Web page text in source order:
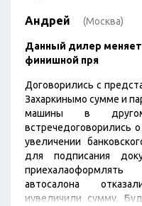
Андрей (Москва)
Данный дилер меняет
финишной пря
Договорились с
Захаркинымо сумме и
машины в
встречедоговорились
увеличении
для подписания
автосалона
иувеличили сумму.